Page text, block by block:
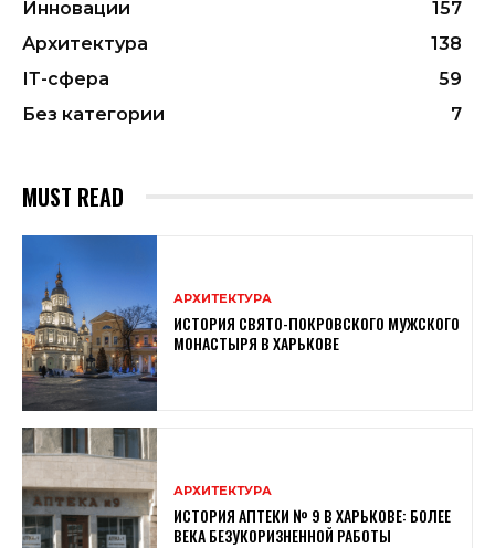
Инновации
157
Архитектура
138
ІТ-сфера
59
Без категории
7
MUST READ
АРХИТЕКТУРА
ИСТОРИЯ СВЯТО-ПОКРОВСКОГО МУЖСКОГО
МОНАСТЫРЯ В ХАРЬКОВЕ
АРХИТЕКТУРА
ИСТОРИЯ АПТЕКИ № 9 В ХАРЬКОВЕ: БОЛЕЕ
ВЕКА БЕЗУКОРИЗНЕННОЙ РАБОТЫ